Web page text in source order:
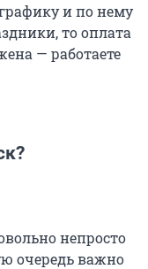
и по нему
то оплата
— работаете
непросто
очередь важно